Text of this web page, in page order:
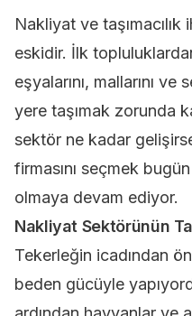
Nakliyat ve taşımacılık
eskidir. İlk
eşyalarını, mallarını
yere taşımak zorunda
sektör ne kadar
firmasını seçmek
olmaya devam ediyor.
Nakliyat Sektörünün
Tekerleğin icadından
beden gücüyle